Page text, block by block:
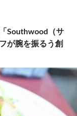
Southwood（サ
が腕を振るう創